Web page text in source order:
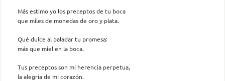
Más estimo yo los preceptos de tu boca
que miles de monedas de oro y plata.
Qué dulce al paladar tu promesa:
más que miel en la boca.
Tus preceptos son mi herencia perpetua,
la alegría de mi corazón.